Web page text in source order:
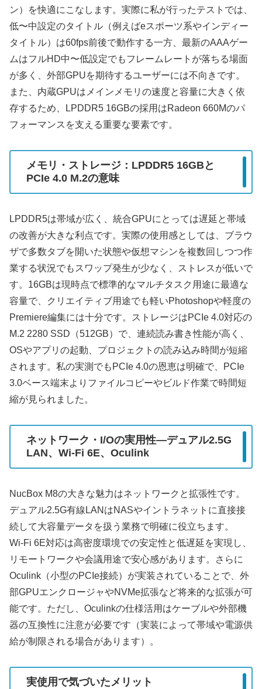
ン）を快適にこなします。実際に私が行ったテストでは、
低〜中設定のタイトル（例えばeスポーツ系やインディー
タイトル）は60fps前後で動作する一方、最新のAAAゲー
ムはフルHD中〜低設定でもフレームレートが落ちる場面
が多く、外部GPUを期待するユーザーには不向きです。
また、内蔵GPUはメインメモリの速度と容量に大きく依
存するため、LPDDR5 16GBの採用はRadeon 660Mのパ
フォーマンスを支える重要な要素です。
メモリ・ストレージ：LPDDR5 16GBと
PCIe 4.0 M.2の意味
LPDDR5は帯域が広く、統合GPUにとっては遅延と帯域
の改善が大きな利点です。実際の使用感としては、ブラウ
ザで多数タブを開いた状態や仮想マシンを複数回しつつ作
業する状況でもスワップ発生が少なく、ストレスが低いで
す。16GBは現時点で標準的なマルチタスク用途に最適な
容量で、クリエイティブ用途でも軽いPhotoshopや軽度の
Premiere編集には十分です。ストレージはPCIe 4.0対応の
M.2 2280 SSD（512GB）で、連続読み書き性能が高く、
OSやアプリの起動、プロジェクトの読み込み時間が短縮
されます。私の実測でもPCIe 4.0の恩恵は明確で、PCIe
3.0ベース端末よりファイルコピーやビルド作業で時間短
縮が見られました。
ネットワーク・I/Oの実用性—デュアル2.5G
LAN、Wi‑Fi 6E、Oculink
NucBox M8の大きな魅力はネットワークと拡張性です。
デュアル2.5G有線LANはNASやイントラネットに直接接
続して大容量データを扱う業務で明確に役立ちます。
Wi‑Fi 6E対応は高密度環境での安定性と低遅延を実現し、
リモートワークや会議用途で安心感があります。さらに
Oculink（小型のPCIe接続）が実装されていることで、外
部GPUエンクロージャやNVMe拡張など将来的な拡張が可
能です。ただし、Oculinkの仕様活用はケーブルや外部機
器の互換性に注意が必要です（実装によって帯域や電源供
給が制限される場合があります）。
実使用で気づいたメリット